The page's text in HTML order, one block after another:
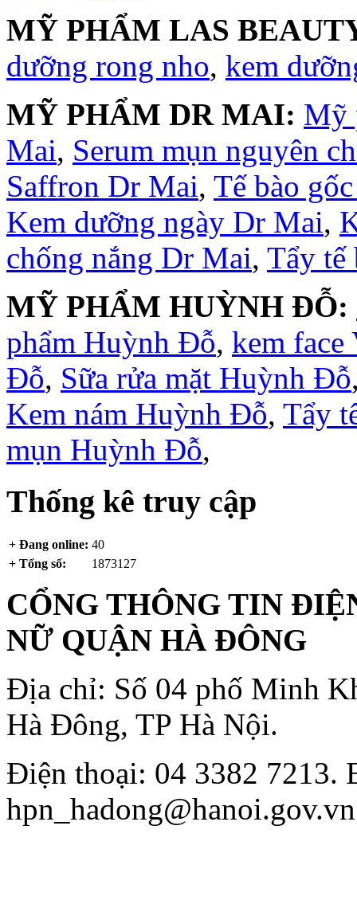
MỸ PHẨM LAS
dưỡng rong nho, kem
MỸ PHẨM DR MAI: Mỹ
Mai, Serum mụn nguyên
Saffron Dr Mai, Tế bào
Kem dưỡng ngày Dr Mai,
chống nắng Dr Mai, Tẩy tế
MỸ PHẨM HUỲNH ĐỖ:
phẩm Huỳnh Đỗ, kem
Đỗ, Sữa rửa mặt Huỳnh Đỗ
Kem nám Huỳnh Đỗ, Tẩy
mụn Huỳnh Đỗ,
Thống kê truy cập
+ Đang online: 40
+ Tổng số:
1873127
CỔNG THÔNG TIN
NỮ QUẬN HÀ ĐÔNG
Địa chỉ: Số 04 phố Minh
Hà Đông, TP Hà Nội.
Điện thoại: 04 3382 7213.